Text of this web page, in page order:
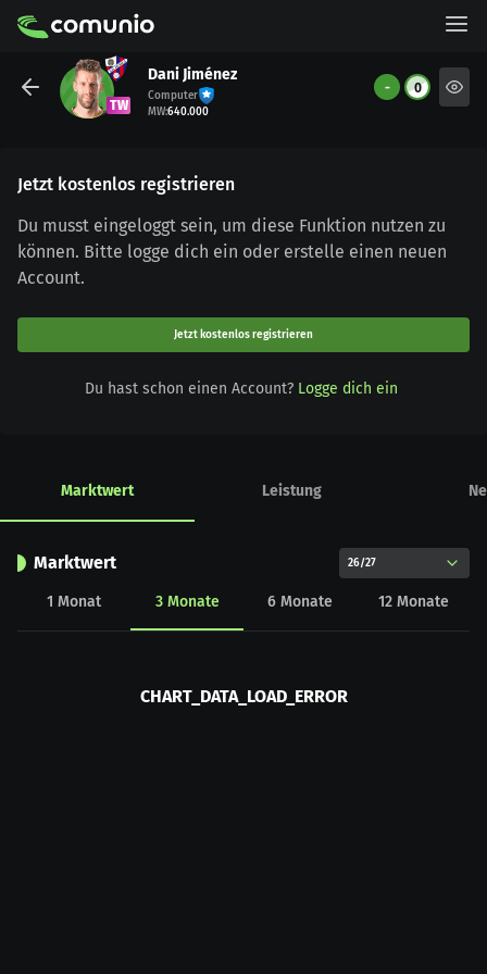
TW
Dani Jiménez
Computer
MW:640.000
- 0
Jetzt kostenlos registrieren
Du musst eingeloggt sein, um diese Funktion nutzen zu
können. Bitte logge dich ein oder erstelle einen neuen
Account.
Jetzt kostenlos registrieren
Du hast schon einen Account? Logge dich ein
Marktwert Leistung
Marktwert 26/27
1 Monat 3 Monate 6 Monate 12 Monate
CHART_DATA_LOAD_ERROR